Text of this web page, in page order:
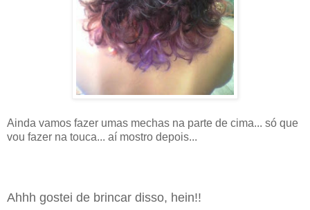
Ainda vamos fazer umas mechas na parte de cima... só que
vou fazer na touca... aí mostro depois...
Ahhh gostei de brincar disso, hein!!